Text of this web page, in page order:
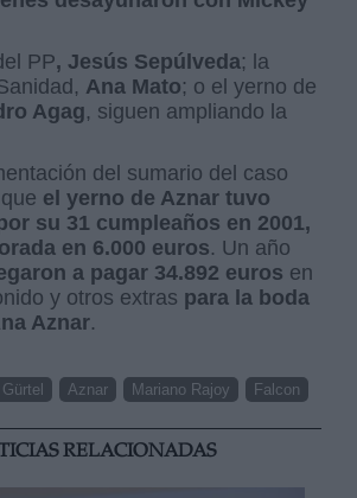
PP, Jesús Sepúlveda; la
Ana Mato; o el yerno de
Agag, siguen ampliando la
del sumario del caso
el yerno de Aznar tuvo
su 31 cumpleaños en 2001,
en 6.000 euros. Un año
a pagar 34.892 euros en
y otros extras para la boda
Aznar.
Gürtel Aznar Mariano Rajoy Falcon
RELACIONADAS